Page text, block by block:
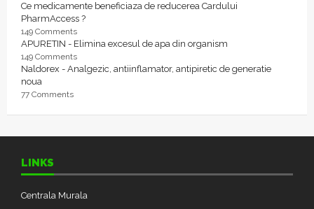
Ce medicamente beneficiaza de reducerea Cardului
PharmAccess ?
149 Comments
APURETIN - Elimina excesul de apa din organism
149 Comments
Naldorex - Analgezic, antiinflamator, antipiretic de generatie
noua
77 Comments
LINKS
Centrala Murala